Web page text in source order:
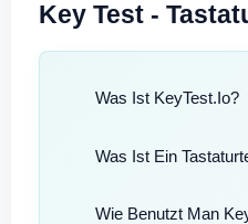
Key Test -
Was Ist KeyTest.io?
Was Ist Ein
Wie Benutzt Man